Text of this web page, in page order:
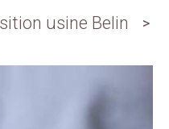
usine Belin